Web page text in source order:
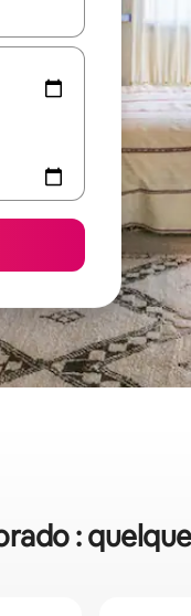
les en utilisant les
: